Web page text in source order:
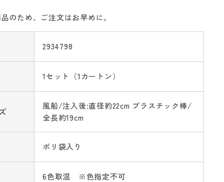
のため、ご注文はお早めに。
2934798
1セット（1カートン）
風船/注入後:直径約22cm プラスチック棒/
全長約19cm
ポリ袋入り
6色取混 ※色指定不可